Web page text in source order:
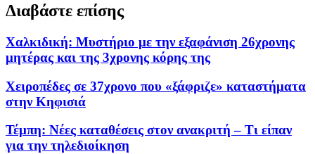
Διαβάστε επίσης
Χαλκιδική: Μυστήριο με την εξαφάνιση 26χρονης
μητέρας και της 3χρονης κόρης της
Χειροπέδες σε 37χρονο που «ξάφριζε» καταστήματα
στην Κηφισιά
Τέμπη: Νέες καταθέσεις στον ανακριτή – Τι είπαν
για την τηλεδιοίκηση